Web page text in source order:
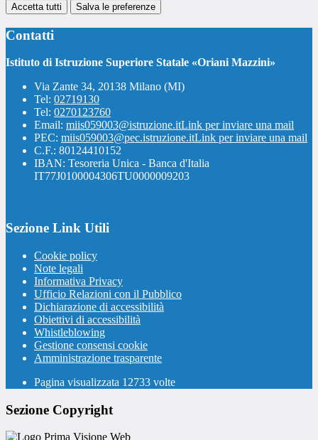
Accetta tutti Salva le preferenze
Contatti
Istituto di Istruzione Superiore Statale «Oriani Mazzini»
Via Zante 34, 20138 Milano (MI)
Tel: 02719130
Tel: 0270123760
Email: miis059003@istruzione.itLink per inviare una mail
PEC: miis059003@pec.istruzione.itLink per inviare una mail
C.F.: 80124410152
IBAN: Tesoreria Unica - Banca d'Italia
IT77J0100004306TU0000009203
Sezione Link Utili
Cookie policy
Note legali
Informativa Privacy
Ufficio Relazioni con il Pubblico
Dichiarazione di accessibilità
Obiettivi di accessibilità
Whistleblowing
Gestione consensi cookie
Amministrazione trasparente
Pagina visualizzata 12733 volte
Sezione Copyright